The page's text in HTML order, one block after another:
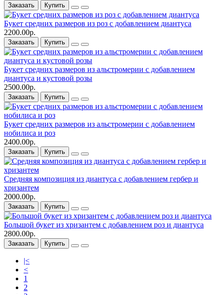
Заказать Купить
Букет средних размеров из роз c добавлением диантуса
2200.00р.
Заказать Купить
Букет средних размеров из альстромерии c добавлением
диантуса и кустовой розы
2500.00р.
Заказать Купить
Букет средних размеров из альстромерии c добавлением
нобилиса и роз
2400.00р.
Заказать Купить
Средняя композиция из диантуса c добавлением гербер и
хризантем
2000.00р.
Заказать Купить
Большой букет из хризантем c добавлением роз и диантуса
2800.00р.
Заказать Купить
|<
<
1
2